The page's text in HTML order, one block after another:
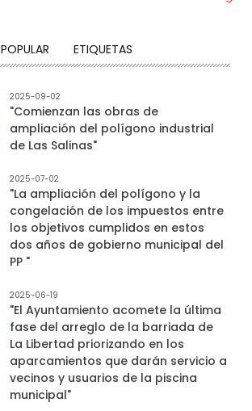
POPULAR ETIQUETAS
2025-09-02
"Comienzan las obras de
ampliación del polígono industrial
de Las Salinas"
2025-07-02
"La ampliación del polígono y la
congelación de los impuestos entre
los objetivos cumplidos en estos
dos años de gobierno municipal del
PP "
2025-06-19
"El Ayuntamiento acomete la última
fase del arreglo de la barriada de
La Libertad priorizando en los
aparcamientos que darán servicio a
vecinos y usuarios de la piscina
municipal"